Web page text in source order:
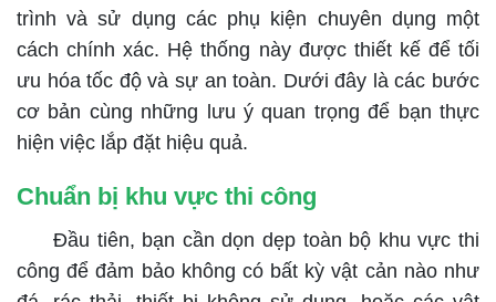
trình và sử dụng các phụ kiện chuyên dụng một
cách chính xác. Hệ thống này được thiết kế để tối
ưu hóa tốc độ và sự an toàn. Dưới đây là các bước
cơ bản cùng những lưu ý quan trọng để bạn thực
hiện việc lắp đặt hiệu quả.
Chuẩn bị khu vực thi công
Đầu tiên, bạn cần dọn dẹp toàn bộ khu vực thi
công để đảm bảo không có bất kỳ vật cản nào như